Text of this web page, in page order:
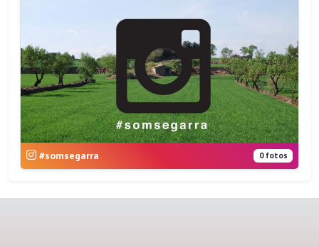
#somsegarra 0 fotos